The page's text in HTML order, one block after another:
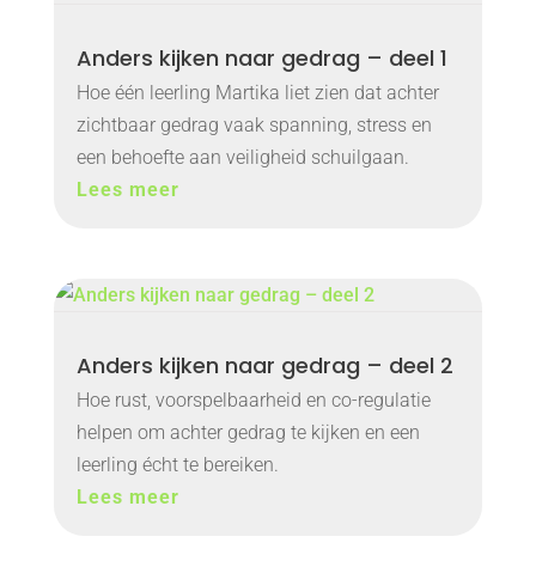
Anders kijken naar gedrag – deel 1
Hoe één leerling Martika liet zien dat achter
zichtbaar gedrag vaak spanning, stress en
een behoefte aan veiligheid schuilgaan.
Lees meer
Anders kijken naar gedrag – deel 2
Hoe rust, voorspelbaarheid en co-regulatie
helpen om achter gedrag te kijken en een
leerling écht te bereiken.
Lees meer